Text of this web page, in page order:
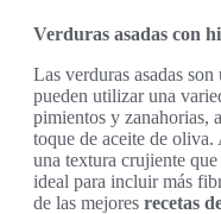
Verduras asadas con
Las verduras asadas
pueden utilizar una
pimientos y zanahorias,
toque de aceite de
una textura crujiente
ideal para incluir más
de las mejores recetas